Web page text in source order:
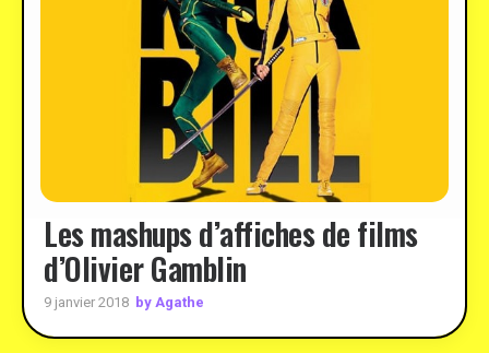
Les mashups d’affiches de films
d’Olivier Gamblin
9 janvier 2018 by Agathe